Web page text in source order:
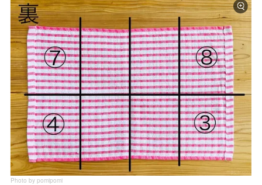
Photo by pomipomi